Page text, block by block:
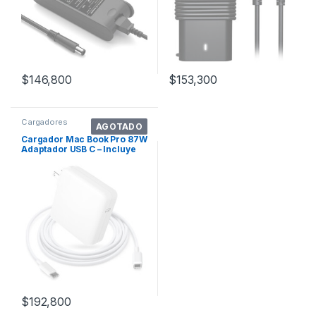
$146,800 $153,300
AGOTADO
Cargadores
Cargador Mac Book Pro 87W
Adaptador USB C – Incluye
$192,800